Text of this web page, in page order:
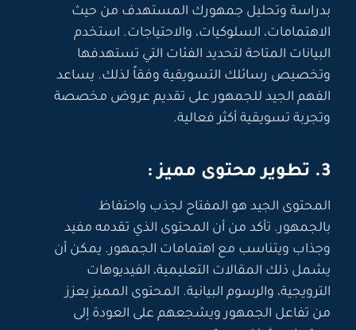
بدراسة وتحليل جمهورك المستهدف من حيث
الاهتمامات، السلوكيات، والاحتياجات. استخدم
البيانات المتاحة لتحديد الفئات التي تستهدفها
وتخصيص رسائلك التسويقية وفقاً لذلك. يساعد
الفهم الجيد للجمهور على تقديم عروض مخصصة
وتجربة تسويقية أكثر فعالية.
3. تطوير محتوى مميز :
المحتوى الجيد هو المفتاح لجذب واحتفاظ
بالجمهور. تأكد من أن المحتوى الذي تقدمه مفيد
وجذاب ويتناسب مع اهتمامات الجمهور. يمكن أن
يشمل ذلك المقالات التعليمية، الفيديوهات
الترويجية، والرسوم البيانية. المحتوى المميز يعزز
من تفاعل الجمهور ويشجعهم على العودة إلى